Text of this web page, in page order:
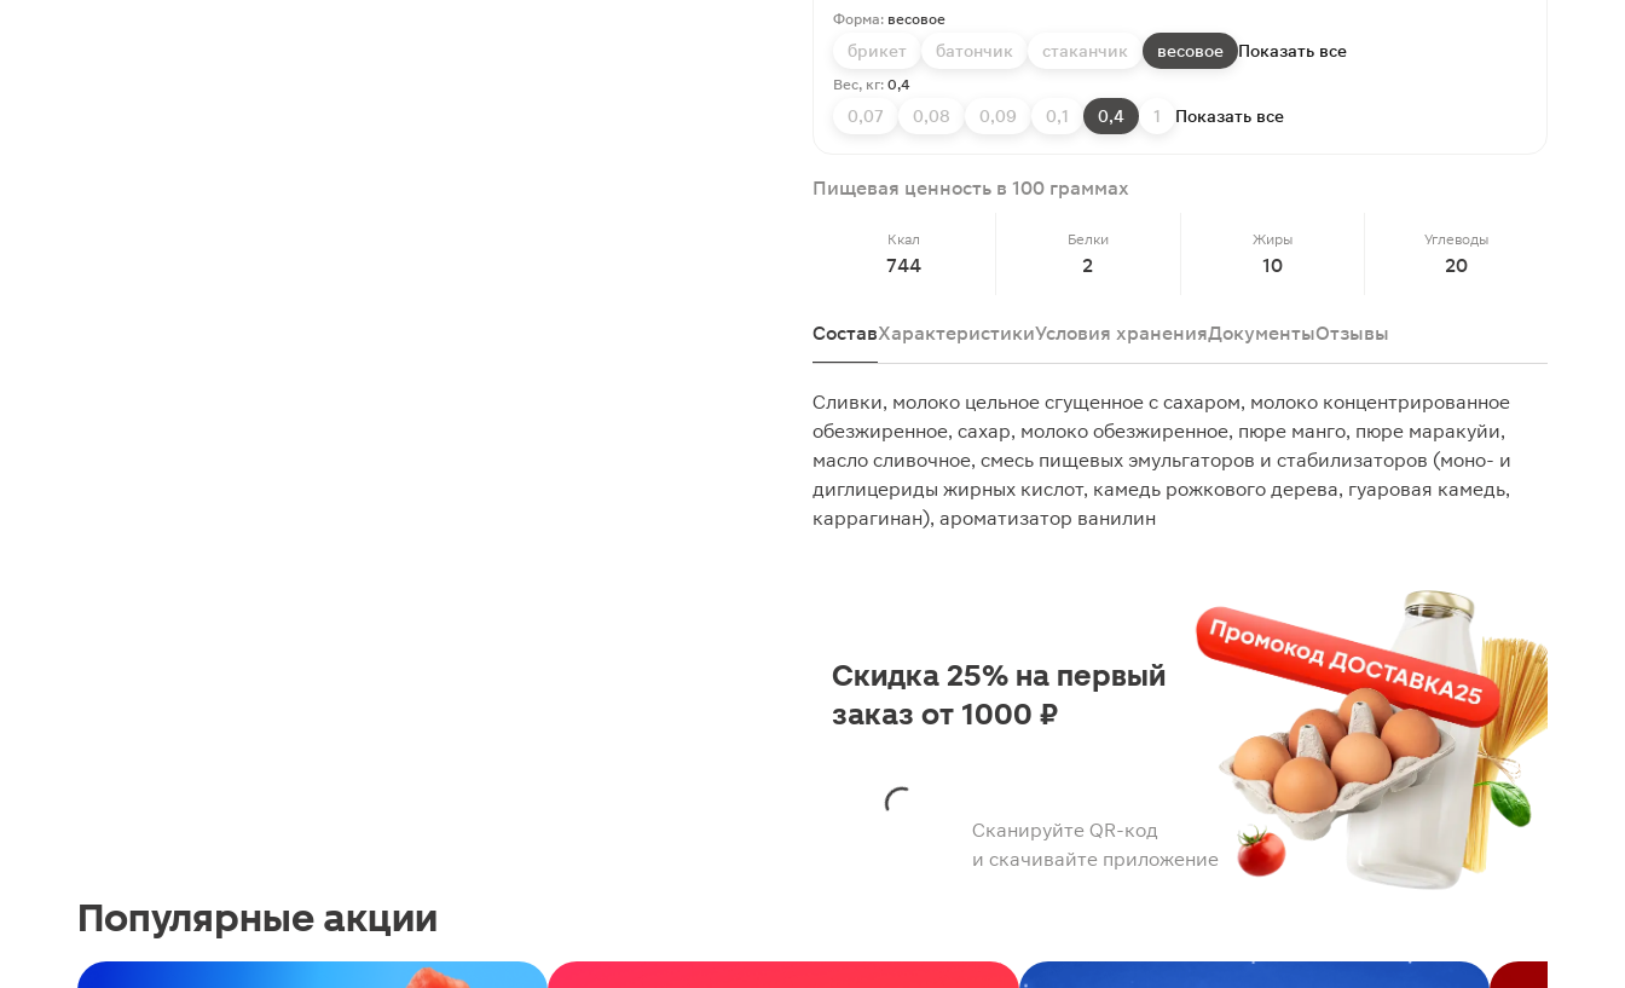
Форма: весовое
брикет батончик стаканчик весовое Показать все
Вес, кг: 0,4
0,07 0,08 0,09 0,1 0,4 1 Показать все
Пищевая ценность в 100 граммах
Ккал
744
Белки
2
Жиры
10
Углеводы
20
СоставХарактеристикиУсловия храненияДокументыОтзывы
Сливки, молоко цельное сгущенное с сахаром, молоко концентрированное
обезжиренное, сахар, молоко обезжиренное, пюре манго, пюре маракуйи,
масло сливочное, смесь пищевых эмульгаторов и стабилизаторов (моно- и
диглицериды жирных кислот, камедь рожкового дерева, гуаровая камедь,
каррагинан), ароматизатор ванилин
Сканируйте QR-код
и скачивайте приложение
Скидка 25% на первый
заказ от 1000 ₽
Популярные акции